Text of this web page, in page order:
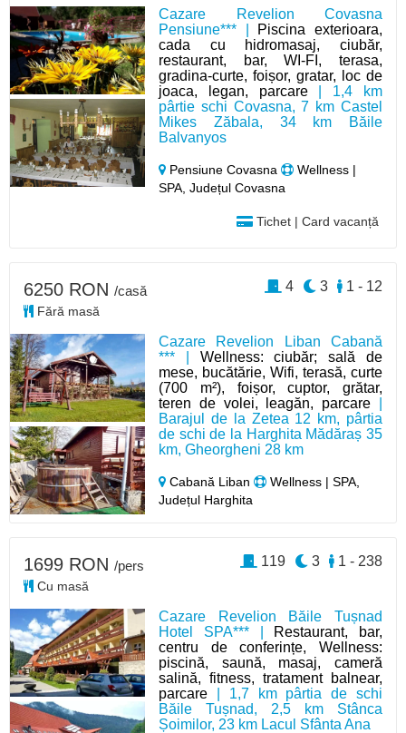
Cazare Revelion Covasna
Pensiune*** | Piscina exterioara,
cada cu hidromasaj, ciubăr,
restaurant, bar, WI-FI, terasa,
gradina-curte, foișor, gratar, loc de
joaca, legan, parcare| 1,4 km
pârtie schi Covasna, 7 km Castel
Mikes Zăbala, 34 km Băile
Balvanyos
Pensiune Covasna
Wellness |
SPA, Județul Covasna
Tichet | Card vacanță
Cazare Revelion Liban Cabană
*** | Wellness: ciubăr; sală de
mese, bucătărie, Wifi, terasă, curte
(700 m²), foișor, cuptor, grătar,
teren de volei, leagăn, parcare
Barajul de la Zetea 12 km, pârtia
de schi de la Harghita Mădăraș 35
km, Gheorgheni 28 km
Cabană Liban
Wellness | SPA,
Județul Harghita
6250 RON /casă
Fără masă
1 - 12
3
4
Cazare Revelion Băile Tușnad
Hotel SPA*** |
Restaurant, bar,
centru de conferințe, Wellness:
piscină, saună, masaj, cameră
salină, fitness, tratament balnear,
parcare | 1,7 km pârtia de schi
Băile Tușnad, 2,5 km Stânca
Șoimilor, 23 km Lacul Sfânta Ana
1699 RON /pers
Cu masă
1 - 238
3
119